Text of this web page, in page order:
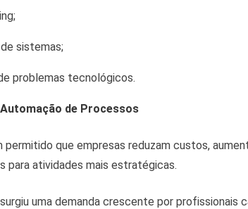
sistemas;
problemas tecnológicos.
de Processos
permitido que empresas reduzam custos,
para atividades mais estratégicas.
uma demanda crescente por profissionais